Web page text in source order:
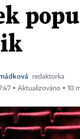
redaktorka
▪ Aktualizováno ▪ 10